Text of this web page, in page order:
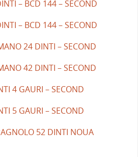
– BCD 144 – SECOND
– BCD 144 – SECOND
24 DINTI – SECOND
42 DINTI – SECOND
4 GAURI – SECOND
5 GAURI – SECOND
52 DINTI NOUA